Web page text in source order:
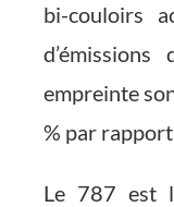
bi-couloirs
empreinte
% par
Le 787 est